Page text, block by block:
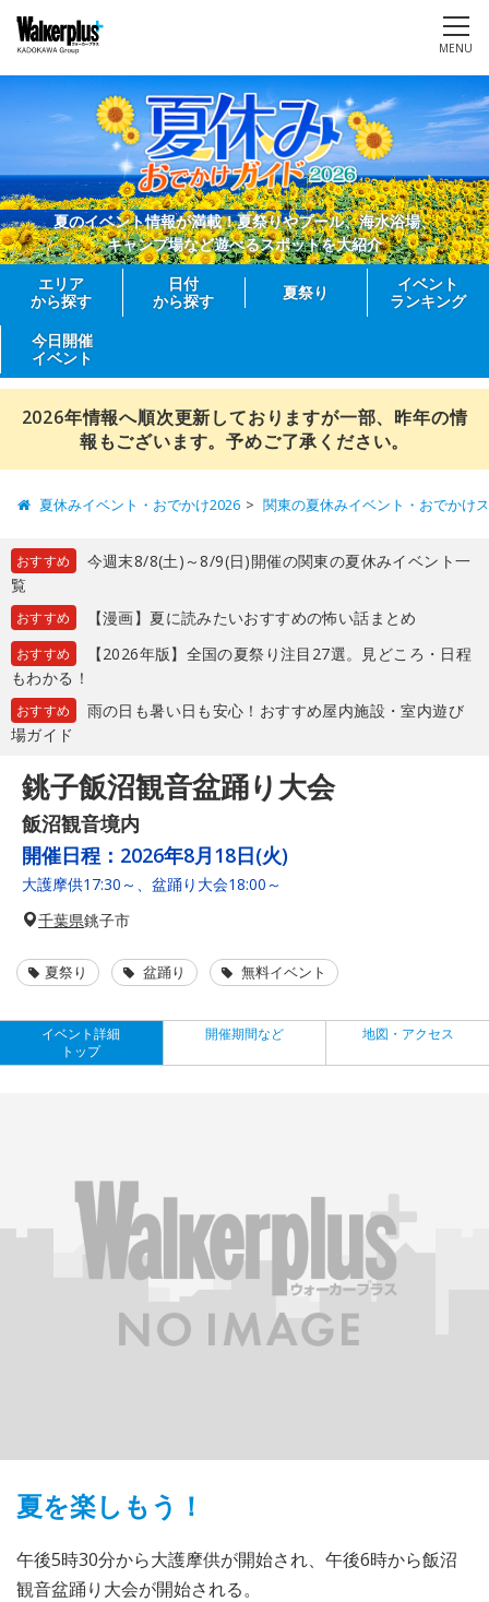
MENU
夏のイベント情報が満載！夏祭りやプール、海水浴場、
キャンプ場など遊べるスポットを大紹介
エリア
から探す
日付
から探す
夏祭り
イベント
ランキング
今日開催
イベント
2026年情報へ順次更新しておりますが一部、昨年の情
報もございます。予めご了承ください。
夏休みイベント・おでかけ2026 関東の夏休みイベント・おでかけ
おすすめ
今週末8/8(土)～8/9(日)開催の関東の夏休みイベント一
覧
おすすめ 【漫画】夏に読みたいおすすめの怖い話まとめ
おすすめ
【2026年版】全国の夏祭り注目27選。見どころ・日程
もわかる！
おすすめ
雨の日も暑い日も安心！おすすめ屋内施設・室内遊び
場ガイド
銚子飯沼観音盆踊り大会
飯沼観音境内
開催日程： 2026年8月18日(火)
大護摩供17:30～、盆踊り大会18:00～
千葉県銚子市
夏祭り 盆踊り 無料イベント
イベント詳細
トップ
開催期間など 地図・アクセス
夏を楽しもう！
午後5時30分から大護摩供が開始され、午後6時から飯沼
観音盆踊り大会が開始される。